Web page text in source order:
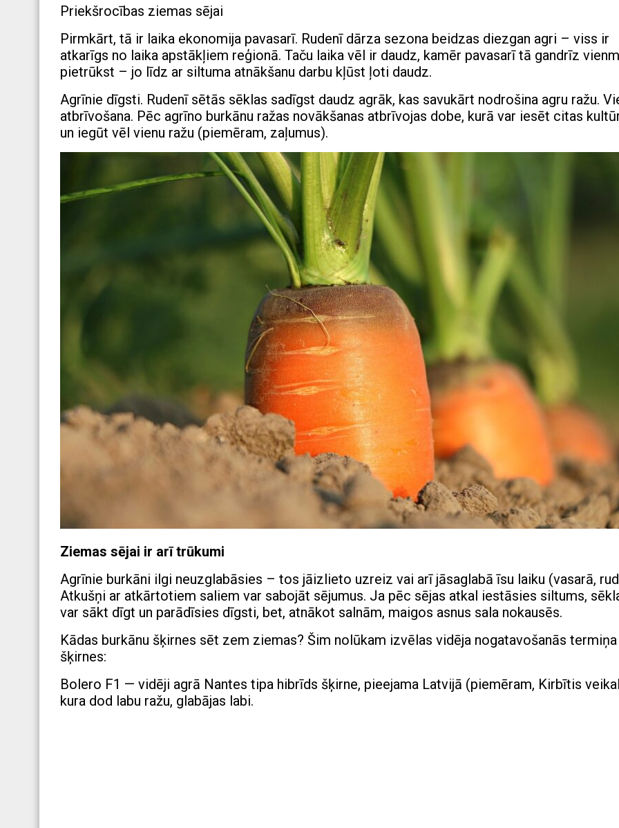
Priekšrocības ziemas sējai
Pirmkārt, tā ir laika ekonomija pavasarī. Rudenī dārza sezona beidzas diezgan agri – viss ir
atkarīgs no laika apstākļiem reģionā. Taču laika vēl ir daudz, kamēr pavasarī tā gandrīz
pietrūkst – jo līdz ar siltuma atnākšanu darbu kļūst ļoti daudz.
Agrīnie dīgsti. Rudenī sētās sēklas sadīgst daudz agrāk, kas savukārt nodrošina agru ražu.
atbrīvošana. Pēc agrīno burkānu ražas novākšanas atbrīvojas dobe, kurā var iesēt citas
un iegūt vēl vienu ražu (piemēram, zaļumus).
Ziemas sējai ir arī trūkumi
Agrīnie burkāni ilgi neuzglabāsies – tos jāizlieto uzreiz vai arī jāsaglabā īsu laiku (vasarā,
Atkušņi ar atkārtotiem saliem var sabojāt sējumus. Ja pēc sējas atkal iestāsies siltums,
var sākt dīgt un parādīsies dīgsti, bet, atnākot salnām, maigos asnus sala nokausēs.
Kādas burkānu šķirnes sēt zem ziemas? Šim nolūkam izvēlas vidēja nogatavošanās termiņa
šķirnes:
Bolero F1 — vidēji agrā Nantes tipa hibrīds šķirne, pieejama Latvijā (piemēram, Kirbītis
kura dod labu ražu, glabājas labi.